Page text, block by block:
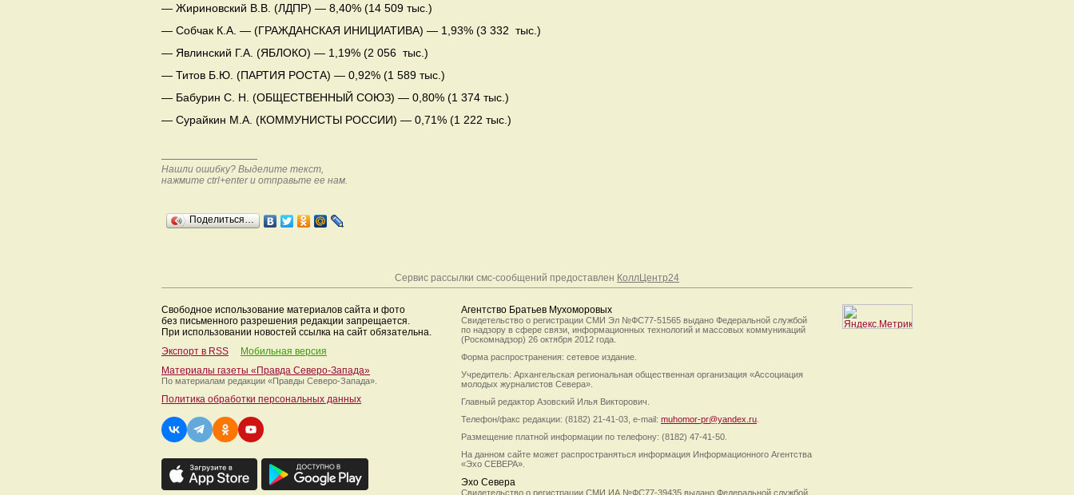
— Жириновский В.В. (ЛДПР) — 8,40% (14 509 тыс.)
— Собчак К.А. — (ГРАЖДАНСКАЯ ИНИЦИАТИВА) — 1,93% (3 332 тыс.)
— Явлинский Г.А. (ЯБЛОКО) — 1,19% (2 056 тыс.)
— Титов Б.Ю. (ПАРТИЯ РОСТА) — 0,92% (1 589 тыс.)
— Бабурин С. Н. (ОБЩЕСТВЕННЫЙ СОЮЗ) — 0,80% (1 374 тыс.)
— Сурайкин М.А. (КОММУНИСТЫ РОССИИ) — 0,71% (1 222 тыс.)
Нашли ошибку? Выделите текст,
нажмите ctrl+enter и отправьте ее нам.
Поделиться…
Сервис рассылки смс-сообщений предоставлен КоллЦентр24
Свободное использование материалов сайта и фото
без письменного разрешения редакции запрещается.
При использовании новостей ссылка на сайт обязательна.
Экспорт в RSS
Мобильная версия
Материалы газеты «Правда Северо-Запада»
По материалам редакции «Правды Северо-Запада».
Политика обработки персональных данных
Агентство Братьев Мухоморовых
Свидетельство о регистрации СМИ Эл №ФС77-51565 выдано Федеральной службой
по надзору в сфере связи, информационных технологий и массовых коммуникаций
(Роскомнадзор) 26 октября 2012 года.
Форма распространения: сетевое издание.
Учредитель: Архангельская региональная общественная организация «Ассоциация
молодых журналистов Севера».
Главный редактор Азовский Илья Викторович.
Телефон/факс редакции: (8182) 21-41-03, e-mail: muhomor-pr@yandex.ru
Размещение платной информации по телефону: (8182) 47-41-50.
На данном сайте может распространяться информация Информационного Агентства
«Эхо СЕВЕРА».
Эхо Севера
Свидетельство о регистрации СМИ ИА №ФС77-39435 выдано Федеральной службой